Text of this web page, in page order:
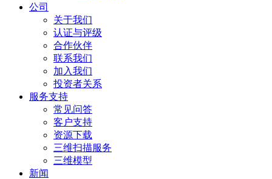
公司
关于我们
认证与评级
合作伙伴
联系我们
加入我们
投资者关系
服务支持
常见问答
客户支持
资源下载
三维扫描服务
三维模型
新闻